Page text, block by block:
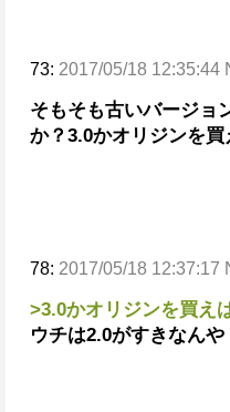
73: 2017/05/18 12:35:44
そもそも古いバージョ
か？ 3.0かオリジンを
78: 2017/05/18 12:37:17
>3.0かオリジンを買え
ウチは2.0がすきなんや